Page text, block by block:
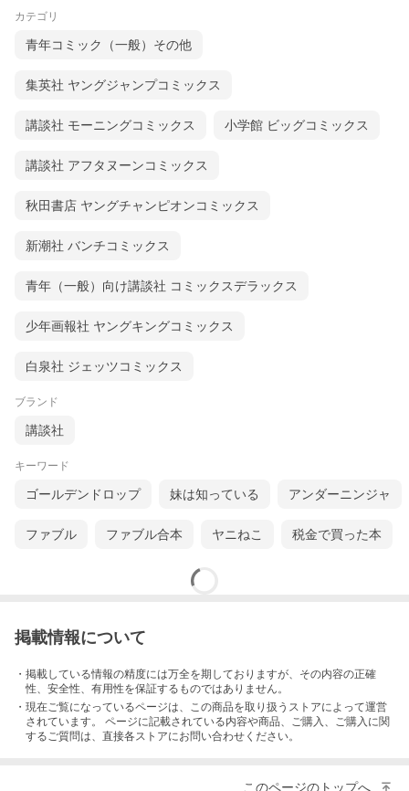
カテゴリ
青年コミック（一般）その他
集英社 ヤングジャンプコミックス
講談社 モーニングコミックス 小学館 ビッグコミックス
講談社 アフタヌーンコミックス
秋田書店 ヤングチャンピオンコミックス
新潮社 バンチコミックス
青年（一般）向け講談社 コミックスデラックス
少年画報社 ヤングキングコミックス
白泉社 ジェッツコミックス
ブランド
講談社
キーワード
ゴールデンドロップ 妹は知っている アンダーニンジャ
ファブル ファブル合本 ヤニねこ 税金で買った本
掲載情報について
・掲載している情報の精度には万全を期しておりますが、その内容の正確
性、安全性、有用性を保証するものではありません。
・現在ご覧になっているページは、この商品を取り扱うストアによって運営
されています。 ページに記載されている内容や商品、ご購入 、ご購入に関
するご質問は、直接各ストアにお問い合わせください。
このページのトップへ